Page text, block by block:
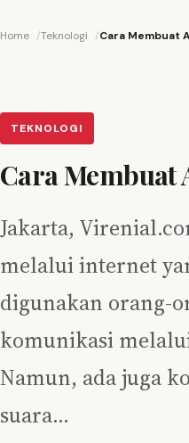
Home Teknologi Cara Membuat
TEKNOLOGI
Cara Membuat
Jakarta,
melalui internet
digunakan orang-
komunikasi
Namun, ada juga
suara…